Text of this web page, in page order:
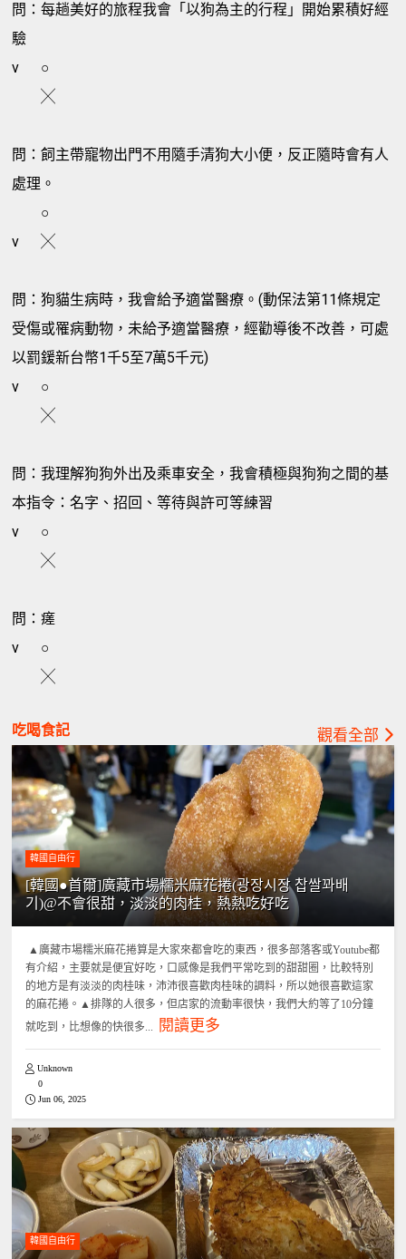
問：每趟美好的旅程我會「以狗為主的行程」開始累積好經
驗
v
○
╳
問：飼主帶寵物出門不用隨手清狗大小便，反正隨時會有人
處理。
○
v
╳
問：狗貓生病時，我會給予適當醫療。(動保法第11條規定
受傷或罹病動物，未給予適當醫療，經勸導後不改善，可處
以罰鍰新台幣1千5至7萬5千元)
v
○
╳
問：我理解狗狗外出及乘車安全，我會積極與狗狗之間的基
本指令：名字、招回、等待與許可等練習
v
○
╳
問：瘥
v
○
╳
吃喝食記 觀看全部
韓國自由行
[韓國●首爾]廣藏市場糯米麻花捲(광장시장 찹쌀꽈배
기)@不會很甜，淡淡的肉桂，熱熱吃好吃
▲廣藏市場糯米麻花捲算是大家來都會吃的東西，很多部落客或Youtube都
有介紹，主要就是便宜好吃，口感像是我們平常吃到的甜甜圈，比較特別
的地方是有淡淡的肉桂味，沛沛很喜歡肉桂味的調料，所以她很喜歡這家
的麻花捲。▲排隊的人很多，但店家的流動率很快，我們大約等了10分鐘
就吃到，比想像的快很多...
閱讀更多
Unknown
0
Jun 06, 2025
韓國自由行